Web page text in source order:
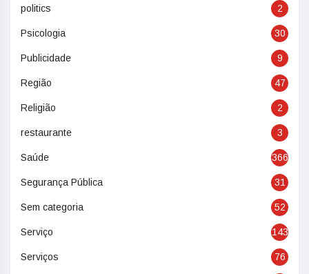
politics 2
Psicologia 30
Publicidade 9
Região 47
Religião 2
restaurante 3
Saúde 366
Segurança Pública 31
Sem categoria 52
Serviço 143
Serviços 76